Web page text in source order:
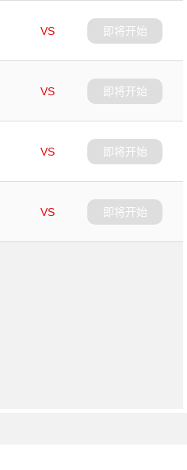
VS
即将开始
VS
即将开始
VS
即将开始
VS
即将开始